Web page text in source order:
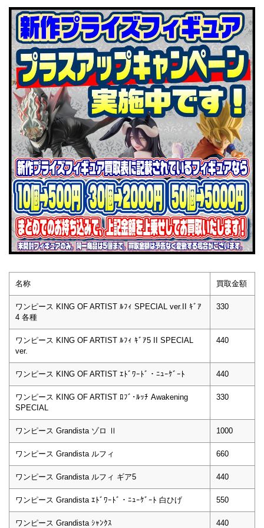
名称 買取金額
ワンピース KING OF ARTIST ﾙﾌｨ SPECIAL ver.II ｷﾞｱ
4 各種
330
ワンピース KING OF ARTIST ﾙﾌｨ ｷﾞｱ5 II SPECIAL
ver.
440
ワンピース KING OF ARTIST ｴﾄﾞﾜｰﾄﾞ・ﾆｭｰｹﾞｰﾄ 440
ワンピース KING OF ARTIST ﾛﾌﾞ･ﾙｯﾁ Awakening
SPECIAL
330
ワンピース Grandista ゾロ Ⅱ 1000
ワンピース Grandista ルフィ 660
ワンピース Grandista ルフィ ギア5 440
ワンピース Grandista ｴﾄﾞﾜｰﾄﾞ・ﾆｭｰｹﾞｰﾄ 白ひげ 550
ワンピース Grandista ｼｬﾝｸｽ 440